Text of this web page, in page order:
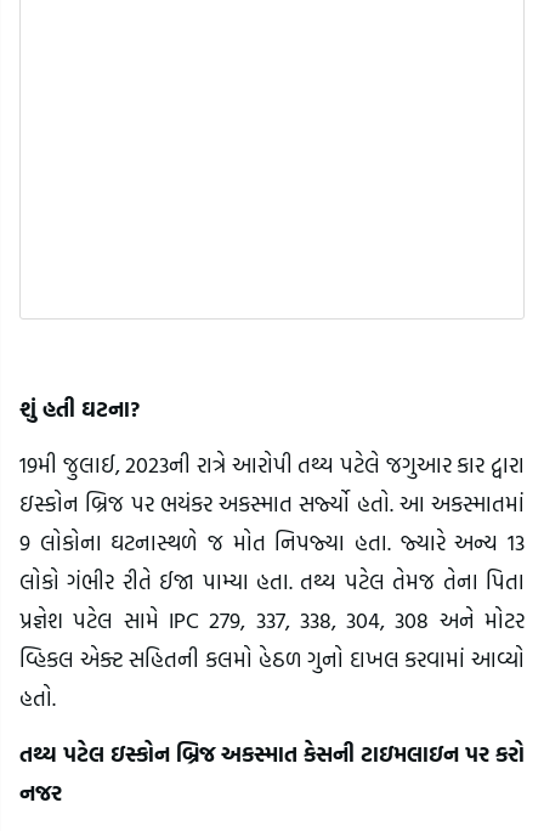
શું હતી ઘટના?
19મી જુલાઈ, 2023ની રાત્રે આરોપી તથ્ય પટેલે જગુઆર કાર દ્વારા
ઇસ્કોન બ્રિજ પર ભયંકર અકસ્માત સર્જ્યો હતો. આ અકસ્માતમાં
9 લોકોના ઘટનાસ્થળે જ મોત નિપજ્યા હતા. જ્યારે અન્ય 13
લોકો ગંભીર રીતે ઈજા પામ્યા હતા. તથ્ય પટેલ તેમજ તેના પિતા
પ્રજ્ઞેશ પટેલ સામે IPC 279, 337, 338, 304, 308 અને મોટર
વ્હિકલ એક્ટ સહિતની કલમો હેઠળ ગુનો દાખલ કરવામાં આવ્યો
હતો.
તથ્ય પટેલ ઇસ્કોન બ્રિજ અકસ્માત કેસની ટાઇમલાઇન પર કરો
નજર